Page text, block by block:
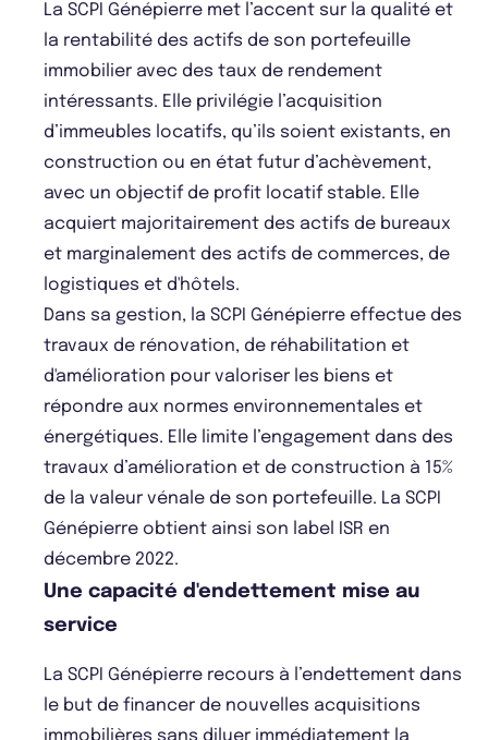
La SCPI Génépierre met l’accent sur la qualité et
la rentabilité des actifs de son portefeuille
immobilier avec des taux de rendement
intéressants. Elle privilégie l’acquisition
d’immeubles locatifs, qu’ils soient existants, en
construction ou en état futur d’achèvement,
avec un objectif de profit locatif stable. Elle
acquiert majoritairement des actifs de bureaux
et marginalement des actifs de commerces, de
logistiques et d'hôtels.
Dans sa gestion, la SCPI Génépierre effectue des
travaux de rénovation, de réhabilitation et
d'amélioration pour valoriser les biens et
répondre aux normes environnementales et
énergétiques. Elle limite l’engagement dans des
travaux d’amélioration et de construction à 15%
de la valeur vénale de son portefeuille. La SCPI
Génépierre obtient ainsi son label ISR en
décembre 2022.
Une capacité d'endettement mise au
service
La SCPI Génépierre recours à l’endettement dans
le but de financer de nouvelles acquisitions